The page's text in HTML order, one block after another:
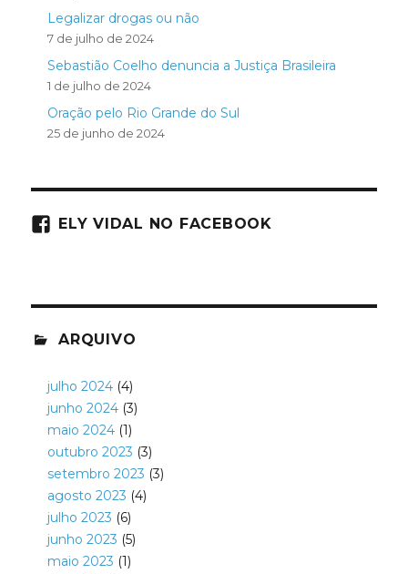
Legalizar drogas ou não
7 de julho de 2024
Sebastião Coelho denuncia a Justiça Brasileira
1 de julho de 2024
Oração pelo Rio Grande do Sul
25 de junho de 2024
ELY VIDAL NO FACEBOOK
ARQUIVO
julho 2024(4)
junho 2024(3)
maio 2024(1)
outubro 2023 (3)
setembro 2023 (3)
agosto 2023 (4)
julho 2023 (6)
junho 2023 (5)
maio 2023 (1)